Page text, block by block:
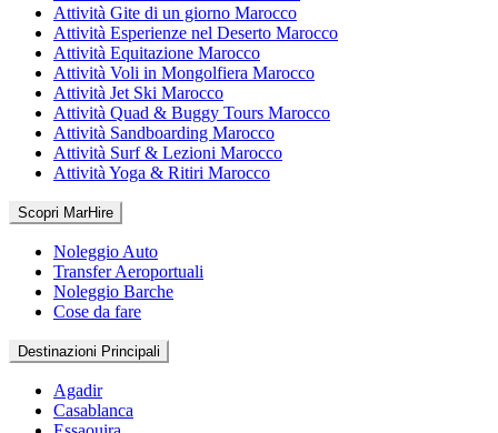
Attività Gite di un giorno Marocco
Attività Esperienze nel Deserto Marocco
Attività Equitazione Marocco
Attività Voli in Mongolfiera Marocco
Attività Jet Ski Marocco
Attività Quad & Buggy Tours Marocco
Attività Sandboarding Marocco
Attività Surf & Lezioni Marocco
Attività Yoga & Ritiri Marocco
Scopri MarHire
Noleggio Auto
Transfer Aeroportuali
Noleggio Barche
Cose da fare
Destinazioni Principali
Agadir
Casablanca